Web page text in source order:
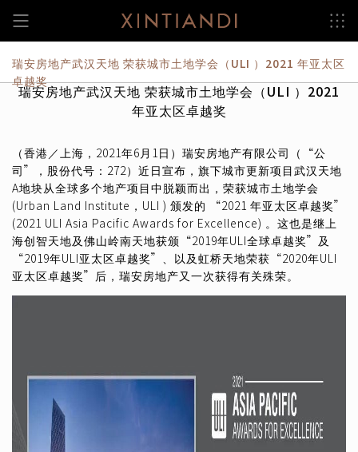
内
瑞安房地产武汉天地 荣获城市土地学会（ULI ）2021 年亚太区
卓越奖
瑞安房地产武汉天地 荣获城市土地学会（ULI ）2021
年亚太区卓越奖
（香港／上海，2021年6月1日）瑞安房地产有限公司（“公
司”，股份代号：272）近日宣布，旗下城市更新项目武汉天地
A地块从全球多个地产项目中脱颖而出，荣获城市土地学会
(Urban Land Institute，ULI ) 颁发的 “2021 年亚太区卓越奖”
(2021 ULI Asia Pacific Awards for Excellence) 。这也是继上
海创智天地及佛山岭南天地获颁“2019年ULI全球卓越奖”及
“2019年ULI亚太区卓越奖”、以及虹桥天地荣获“2020年ULI
亚太区卓越奖”后，瑞安房地产又一次获得有关殊荣。